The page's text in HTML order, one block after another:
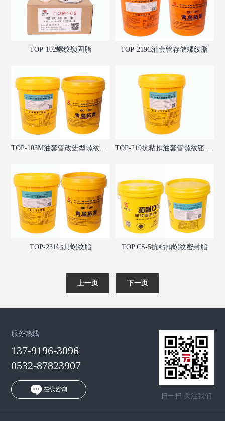
TOP-102螺纹锁固脂 TOP-219C油套管存储螺纹脂
TOP-231钻具螺纹脂 TOP CS-5抗粘扣螺纹密封脂
扫一扫 关注我们
服务热线
137-9196-3096
0532-87823907
在线咨询